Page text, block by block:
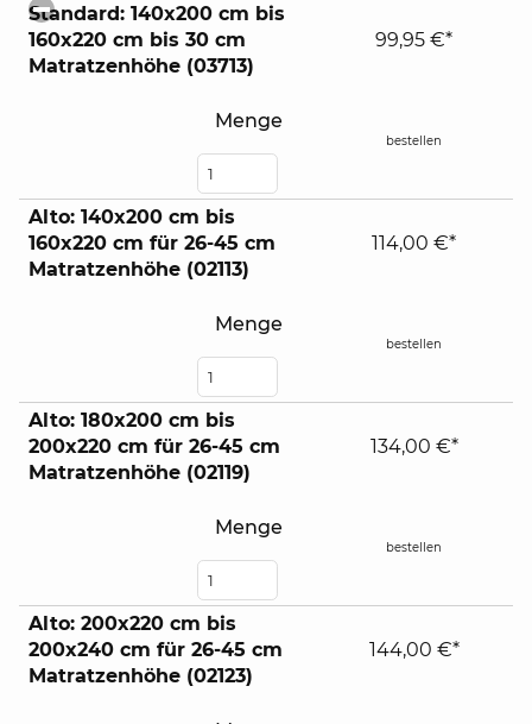
contents
Standard: 140x200 cm bis
160x220 cm bis 30 cm
Matratzenhöhe (03713)
Menge
99,95 €*
bestellen
Alto: 140x200 cm bis
160x220 cm für 26-45 cm
Matratzenhöhe (02113)
Menge
114,00 €*
bestellen
Alto: 180x200 cm bis
200x220 cm für 26-45 cm
Matratzenhöhe (02119)
Menge
134,00 €*
bestellen
Alto: 200x220 cm bis
200x240 cm für 26-45 cm
Matratzenhöhe (02123)
144,00 €*